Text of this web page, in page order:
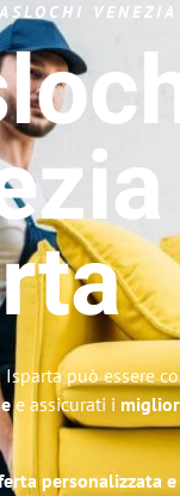
VENEZIA
può essere
e assicurati i
personalizzata